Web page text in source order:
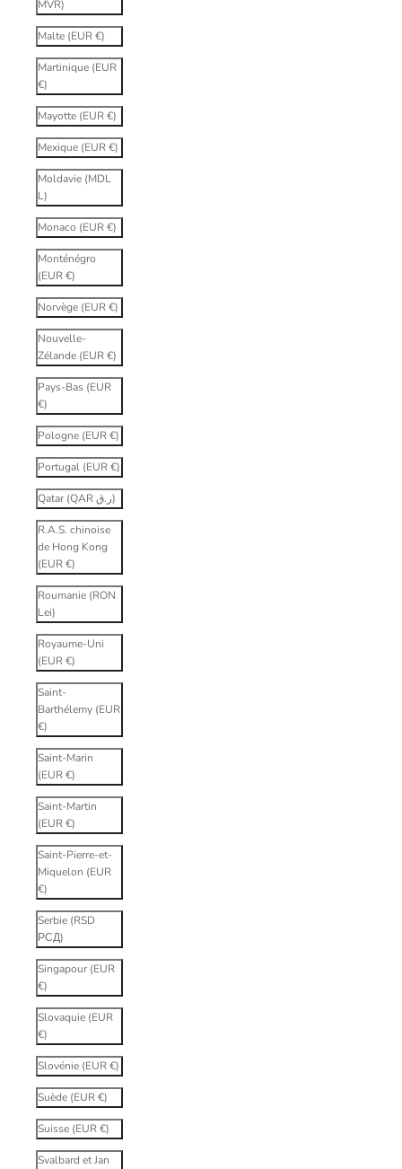
MVR)
Malte (EUR €)
Martinique (EUR
€)
Mayotte (EUR €)
Mexique (EUR €)
Moldavie (MDL
L)
Monaco (EUR €)
Monténégro
(EUR €)
Norvège (EUR €)
Nouvelle-
Zélande (EUR €)
Pays-Bas (EUR
€)
Pologne (EUR €)
Portugal (EUR €)
Qatar (QAR ر.ق)
R.A.S. chinoise
de Hong Kong
(EUR €)
Roumanie (RON
Lei)
Royaume-Uni
(EUR €)
Saint-
Barthélemy (EUR
€)
Saint-Marin
(EUR €)
Saint-Martin
(EUR €)
Saint-Pierre-et-
Miquelon (EUR
€)
Serbie (RSD
РСД)
Singapour (EUR
€)
Slovaquie (EUR
€)
Slovénie (EUR €)
Suède (EUR €)
Suisse (EUR €)
Svalbard et Jan